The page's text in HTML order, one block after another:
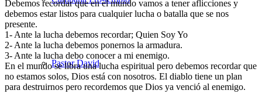
Pastor David
Debemos recordar que en el mundo vamos a tener aflicciones y
debemos estar listos para cualquier lucha o batalla que se nos
presente.
1- Ante la lucha debemos recordar; Quien Soy Yo
2- Ante la lucha debemos ponernos la armadura.
3- Ante la lucha debo conocer a mi enemigo.
En el mundo se libra una lucha espiritual pero debemos recordar que
no estamos solos, Dios está con nosotros. El diablo tiene un plan
para destruirnos pero recordemos que Dios ya venció al enemigo.